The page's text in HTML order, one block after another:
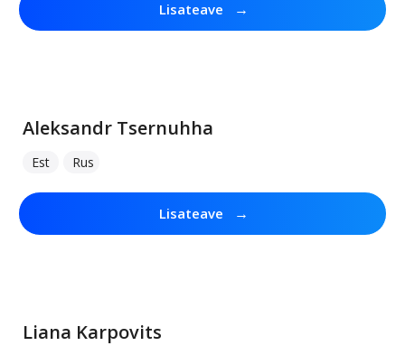
Lisateave →
Aleksandr Tsernuhha
Est Rus
Lisateave →
Liana Karpovits